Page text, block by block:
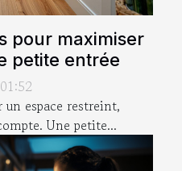
pour maximiser
petite entrée
espace restreint,
Une petite...